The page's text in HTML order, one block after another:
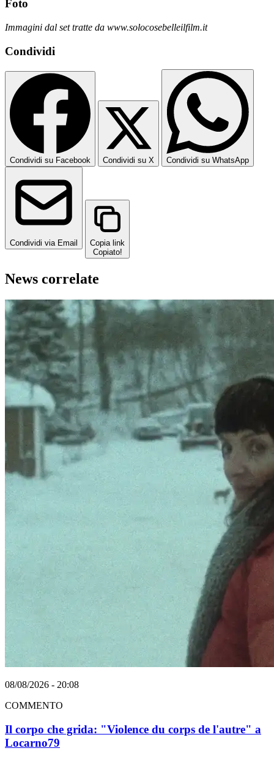
Foto
Immagini dal set tratte da www.solocosebelleilfilm.it
Condividi
Condividi su Facebook Condividi su X Condividi su WhatsApp
Condividi via Email
Copia link
Copiato!
News correlate
08/08/2026 - 20:08
COMMENTO
Il corpo che grida: "Violence du corps de l'autre" a
Locarno79